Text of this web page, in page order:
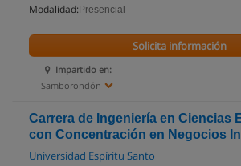
Modalidad: Presencial
Impartido en:
Samborondón
Solicita información
Carrera de Ingeniería en Ciencias
con Concentración en Negocios
Universidad Espíritu Santo